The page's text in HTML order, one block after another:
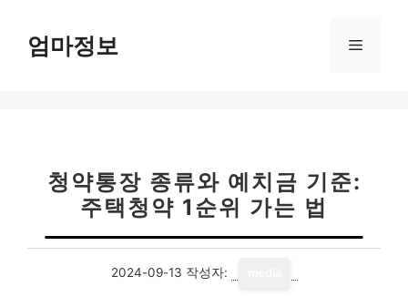
엄마정보 메
청약통장 종류와 예치금 기준:
주택청약 1순위 가는 법
2024-09-13 작성자: